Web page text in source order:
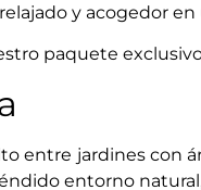
y acogedor
paquete
entre jardines con
entorno